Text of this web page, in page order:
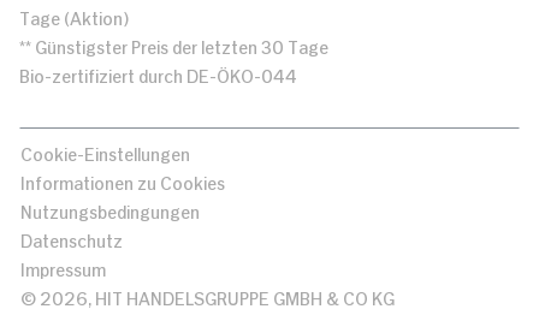
Tage (Aktion)
** Günstigster Preis der letzten 30 Tage
Bio-zertifiziert durch DE-ÖKO-044
Cookie-Einstellungen
Informationen zu Cookies
Nutzungsbedingungen
Datenschutz
Impressum
© 2026, HIT HANDELSGRUPPE GMBH & CO KG